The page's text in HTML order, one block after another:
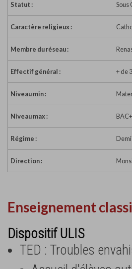
Statut : Sous
Caractère religieux :
Membre du réseau :
Effectif général : + de
Niveau min :
Niveau max :
Régime :
Direction :
Enseignement
Dispositif ULIS
TED : Troubles